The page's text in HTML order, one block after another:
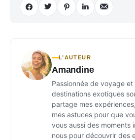
L’AUTEUR
Amandine
Passionnée de voyage
destinations exotiques
partage mes
mes astuces pour que
vous aussi des moments
nous pour découvrir des